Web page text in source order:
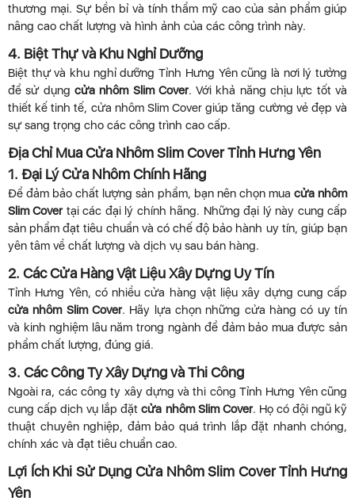
thương mại. Sự bền bỉ và tính thẩm mỹ cao của sản phẩm giúp
nâng cao chất lượng và hình ảnh của các công trình này.
4. Biệt Thự và Khu Nghỉ Dưỡng
Biệt thự và khu nghỉ dưỡng Tỉnh Hưng Yên cũng là nơi lý tưởng
để sử dụng cửa nhôm Slim Cover. Với khả năng chịu lực tốt và
thiết kế tinh tế, cửa nhôm Slim Cover giúp tăng cường vẻ đẹp và
sự sang trọng cho các công trình cao cấp.
Địa Chỉ Mua Cửa Nhôm Slim Cover Tỉnh Hưng Yên
1. Đại Lý Cửa Nhôm Chính Hãng
Để đảm bảo chất lượng sản phẩm, bạn nên chọn mua cửa nhôm
Slim Covertại các đại lý chính hãng. Những đại lý này cung cấp
sản phẩm đạt tiêu chuẩn và có chế độ bảo hành uy tín, giúp bạn
yên tâm về chất lượng và dịch vụ sau bán hàng.
2. Các Cửa Hàng Vật Liệu Xây Dựng Uy Tín
Tỉnh Hưng Yên, có nhiều cửa hàng vật liệu xây dựng cung cấp
cửa nhôm Slim Cover. Hãy lựa chọn những cửa hàng có uy tín
và kinh nghiệm lâu năm trong ngành để đảm bảo mua được sản
phẩm chất lượng, đúng giá.
3. Các Công Ty Xây Dựng và Thi Công
Ngoài ra, các công ty xây dựng và thi công Tỉnh Hưng Yên cũng
cung cấp dịch vụ lắp đặtcửa nhôm Slim Cover. Họ có đội ngũ kỹ
thuật chuyên nghiệp, đảm bảo quá trình lắp đặt nhanh chóng,
chính xác và đạt tiêu chuẩn cao.
Lợi Ích Khi Sử Dụng Cửa Nhôm Slim Cover Tỉnh Hưng
Yên